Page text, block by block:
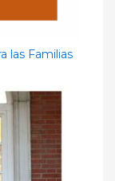
las Familias